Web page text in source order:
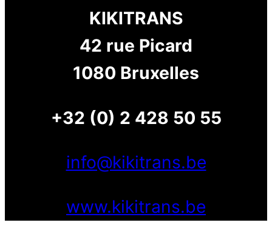
KIKITRANS
42 rue Picard
1080 Bruxelles
+32 (0) 2 428 50 55
info@kikitrans.be
www.kikitrans.be